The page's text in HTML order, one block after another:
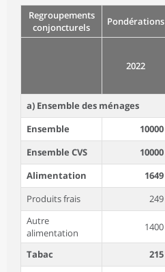
Regroupements
conjoncturels
Pondérations
2022
a) Ensemble des ménages
Ensemble
10000
Ensemble CVS
10000
Alimentation
1649
Produits frais
249
Autre
alimentation
1400
Tabac 215